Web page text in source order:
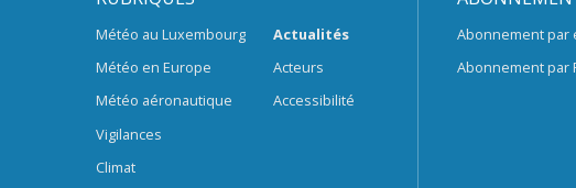
Météo au Luxembourg
Météo en Europe
Météo aéronautique
Vigilances
Climat
Actualités
Acteurs
Accessibilité
Abonnement par
Abonnement par